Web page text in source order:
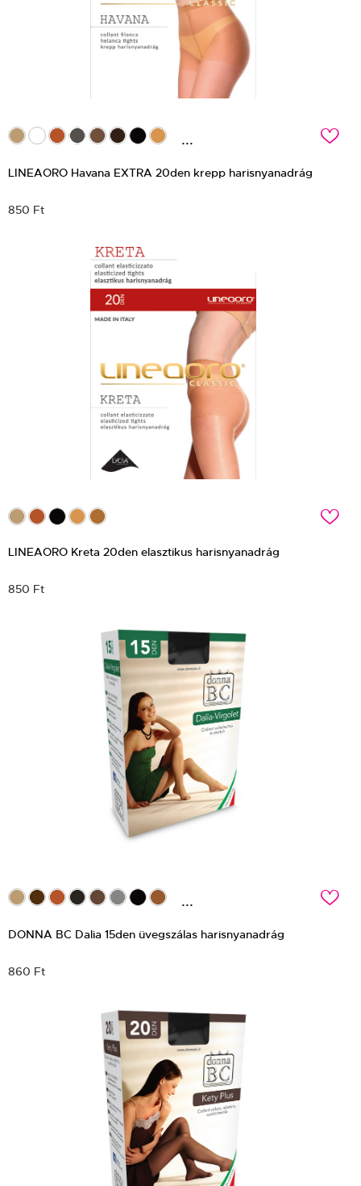
... c
LINEAORO Havana EXTRA 20den krepp harisnyanadrág
850 Ft
c
LINEAORO Kreta 20den elasztikus harisnyanadrág
850 Ft
... c
DONNA BC Dalia 15den üvegszálas harisnyanadrág
860 Ft